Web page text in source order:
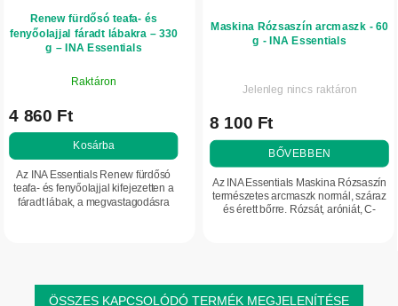
Renew fürdősó teafa- és
fenyőolajjal fáradt lábakra – 330
g – INA Essentials
Raktáron
4 860 Ft
Kosárba
Az INA Essentials Renew fürdősó
teafa- és fenyőolajjal kifejezetten a
fáradt lábak, a megvastagodásra
Maskina Rózsaszín arcmaszk - 60
g - INA Essentials
Jelenleg nincs raktáron
8 100 Ft
BŐVEBBEN
Az INA Essentials Maskina Rózsaszín
természetes arcmaszk normál, száraz
és érett bőrre. Rózsát, aróniát, C-
ÖSSZES KAPCSOLÓDÓ TERMÉK MEGJELENÍTÉSE